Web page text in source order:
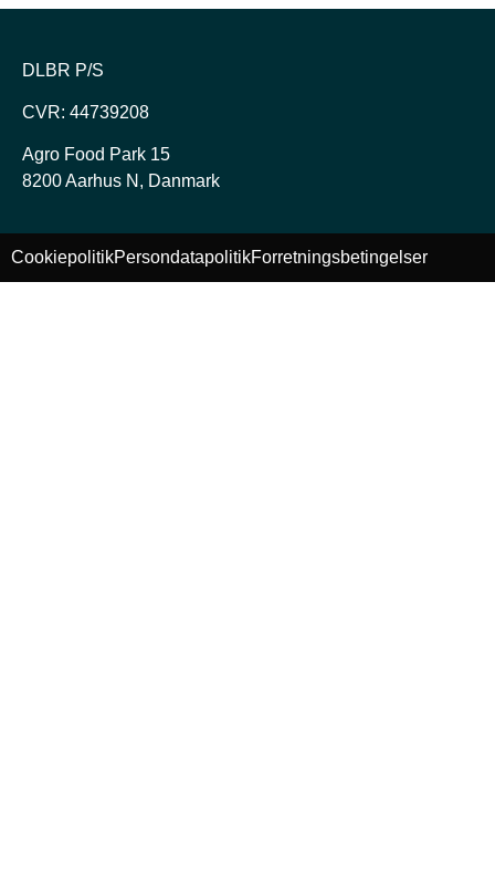
DLBR P/S
CVR: 44739208
Agro Food Park 15
8200 Aarhus N, Danmark
CookiepolitikPersondatapolitikForretningsbetingelser